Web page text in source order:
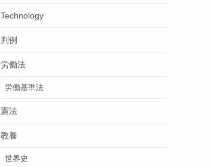
Technology
判例
労働法
労働基準法
憲法
教養
世界史